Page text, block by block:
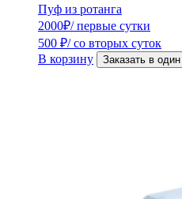
Пуф из ротанга
2000₽/ первые сутки
500 ₽/ со вторых суток
В корзину
Заказать в